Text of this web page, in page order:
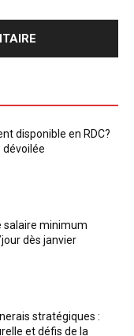
disponible en RDC?
dévoilée
salaire minimum
dès janvier
stratégiques :
et défis de la